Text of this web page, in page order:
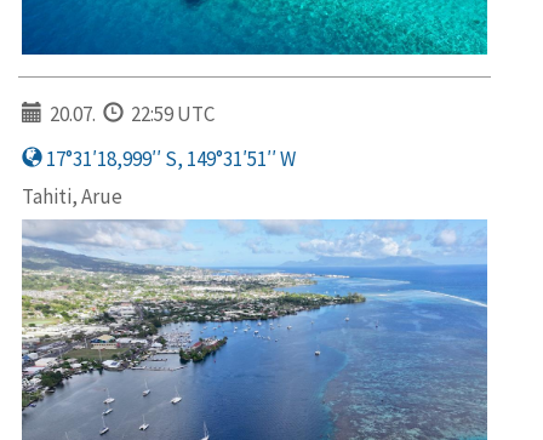
20.07.
22:59 UTC
17°31′18,999′′ S, 149°31′51′′ W
Tahiti, Arue